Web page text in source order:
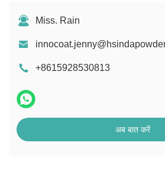
Miss. Rain
+8615928530813
अब बात करें